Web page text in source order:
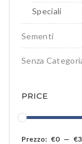
Speciali
Sementi
Senza
PRICE
Prezzo: €0 —